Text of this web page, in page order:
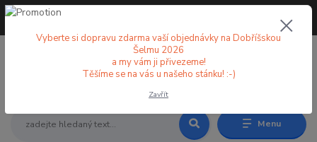
Menu
+420 773 998 582
Vyberte si dopravu zdarma vaší objednávky na Dobříšskou
Šelmu 2026
a my vám ji přivezeme!
Těšíme se na vás u našeho stánku! :-)
Zavřít